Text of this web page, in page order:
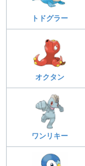
トドグラー
オクタン
ワンリキー